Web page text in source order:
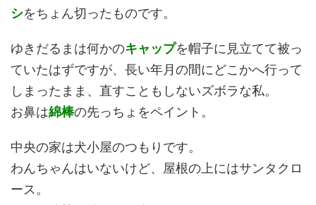
シをちょん切ったものです。
ゆきだるまは何かのキャップを帽子に見立てて被っ
ていたはずですが、長い年月の間にどこかへ行って
しまったまま、直すこともしないズボラな私。
お鼻は綿棒の先っちょをペイント。
中央の家は犬小屋のつもりです。
わんちゃんはいないけど、屋根の上にはサンタクロ
ース。